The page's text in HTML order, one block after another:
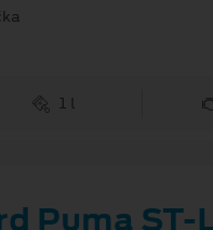
1 l
Puma ST-